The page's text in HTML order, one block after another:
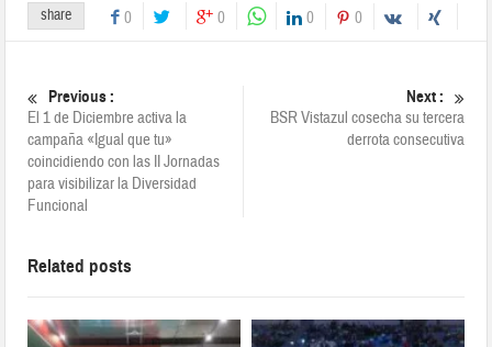
share 0 0 0 0
Previous :
El 1 de Diciembre activa la
campaña «Igual que tu»
coincidiendo con las II Jornadas
para visibilizar la Diversidad
Funcional
Next :
BSR Vistazul cosecha su tercera
derrota consecutiva
Related posts